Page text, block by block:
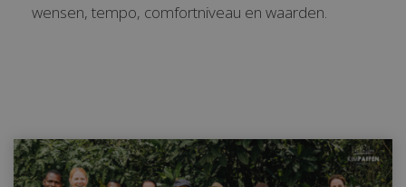
wensen, tempo, comfortniveau en waarden.